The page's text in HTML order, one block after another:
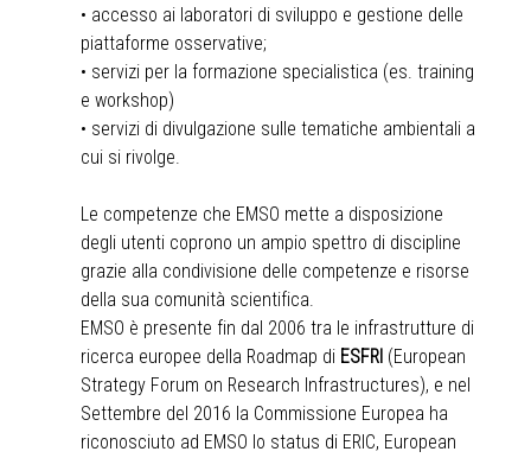
• accesso ai laboratori di sviluppo e gestione delle
piattaforme osservative;
• servizi per la formazione specialistica (es. training
e workshop)
• servizi di divulgazione sulle tematiche ambientali a
cui si rivolge.
Le competenze che EMSO mette a disposizione
degli utenti coprono un ampio spettro di discipline
grazie alla condivisione delle competenze e risorse
della sua comunità scientifica.
EMSO è presente fin dal 2006 tra le infrastrutture di
ricerca europee della Roadmap di ESFRI (European
Strategy Forum on Research Infrastructures), e nel
Settembre del 2016 la Commissione Europea ha
riconosciuto ad EMSO lo status di ERIC, European